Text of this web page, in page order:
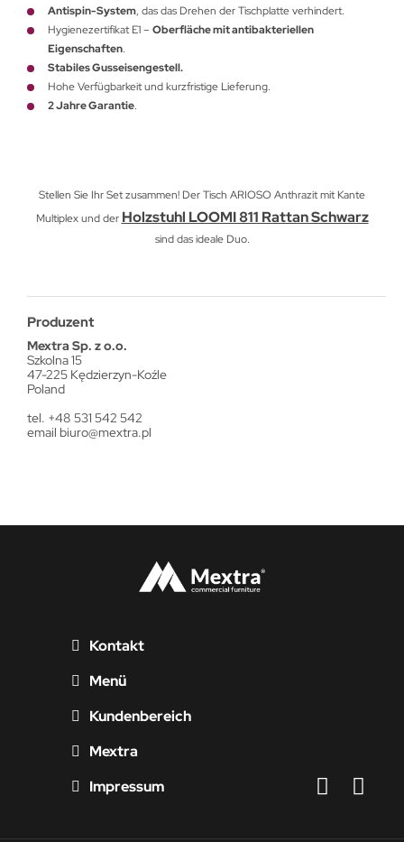
Antispin-System, das das Drehen der Tischplatte verhindert.
Hygienezertifikat E1 – Oberfläche mit antibakteriellen
Eigenschaften.
Stabiles Gusseisengestell.
Hohe Verfügbarkeit und kurzfristige Lieferung.
2 Jahre Garantie.
Stellen Sie Ihr Set zusammen! Der Tisch ARIOSO Anthrazit mit Kante
Multiplex und der Holzstuhl LOOMI 811 Rattan Schwarz
sind das ideale Duo.
Produzent
Mextra Sp. z o.o.
Szkolna 15
47-225 Kędzierzyn-Koźle
Poland
tel. +48 531 542 542
email biuro@mextra.pl
Kontakt
Menü
Kundenbereich
Mextra
Impressum